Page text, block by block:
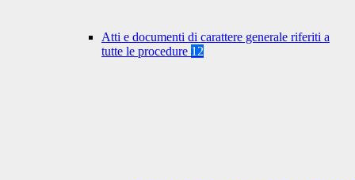
Atti e documenti di carattere generale riferiti a
tutte le procedure 12